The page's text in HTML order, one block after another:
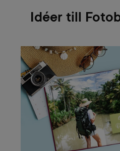
Idéer till